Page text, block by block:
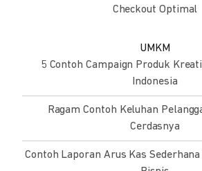
Checkout Optimal
UMKM
5 Contoh Campaign Produk
Indonesia
Ragam Contoh Keluhan
Cerdasnya
Contoh Laporan Arus Kas